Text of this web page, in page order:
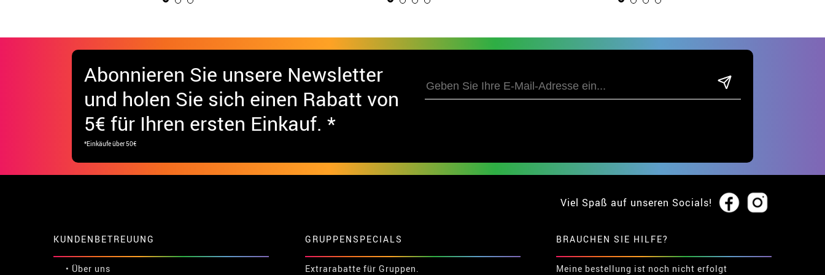
Abonnieren Sie unsere Newsletter
und holen Sie sich einen Rabatt von
5€ für Ihren ersten Einkauf. *
*Einkäufe über 50€
Viel Spaß auf unseren Socials!
KUNDENBETREUUNG
• Über uns
GRUPPENSPECIALS
Extrarabatte für Gruppen.
BRAUCHEN SIE HILFE?
Meine bestellung ist noch nicht erfolgt